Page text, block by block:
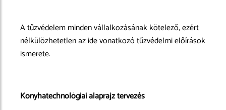
A tűzvédelem minden vállalkozásának kötelező, ezért
nélkülözhetetlen az ide vonatkozó tűzvédelmi előírások
ismerete.
Konyhatechnológiai alaprajz tervezés